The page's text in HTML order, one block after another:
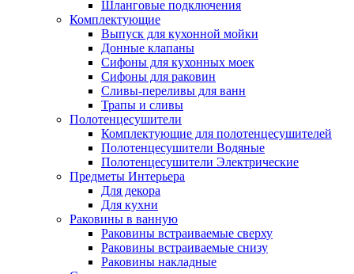
Шланговые подключения
Комплектующие
Выпуск для кухонной мойки
Донные клапаны
Сифоны для кухонных моек
Сифоны для раковин
Сливы-переливы для ванн
Трапы и сливы
Полотенцесушители
Комплектующие для полотенцесушителей
Полотенцесушители Водяные
Полотенцесушители Электрические
Предметы Интерьера
Для декора
Для кухни
Раковины в ванную
Раковины встраиваемые сверху
Раковины встраиваемые снизу
Раковины накладные